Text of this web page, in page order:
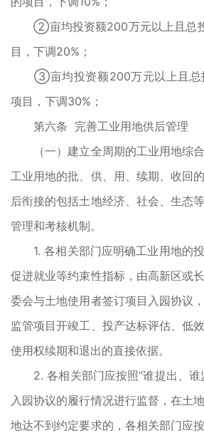
②亩均投资额200万元以上且总投
目，下调20%；
③亩均投资额200万元以上且总
项目，下调30%；
第六条 完善工业用地供后管理
（一）建立全周期的工业用地综合
工业用地的批、供、用、续期、收回
后衔接的包括土地经济、社会、生态
管理和考核机制。
1. 各相关部门应明确工业用地的投
促进就业等约束性指标，由高新区或
委会与土地使用者签订项目入园协议
监管项目开竣工、投产达标评估、低
使用权续期和退出的直接依据。
2. 各相关部门应按照“谁提出、谁
入园协议的履行情况进行监督，在土
地达不到约定要求的，各相关部门应